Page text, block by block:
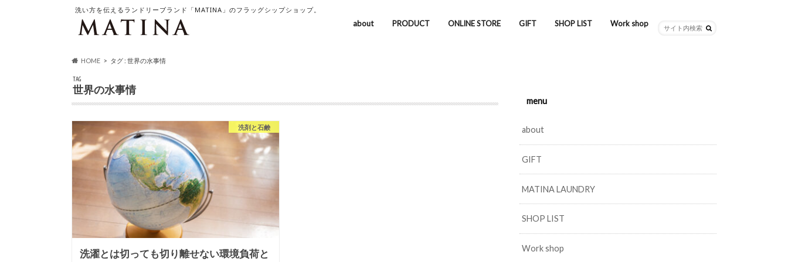
洗い方を伝えるランドリーブランド「MATINA」のフラッグシップショップ。
about PRODUCT ONLINE STORE GIFT SHOP LIST Work shop
HOME タグ : 世界の水事情
TAG
世界の水事情
洗剤と石鹸
洗濯とは切っても切り離せない環境負荷と
menu
about
GIFT
MATINA LAUNDRY
SHOP LIST
Work shop